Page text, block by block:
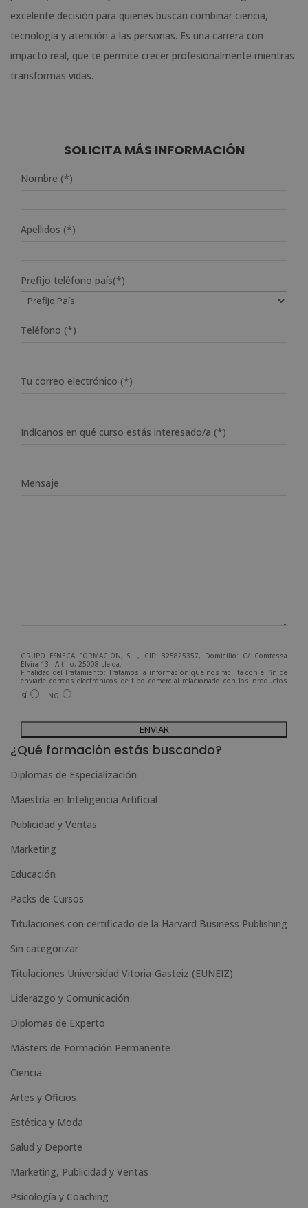
excelente decisión para quienes buscan combinar ciencia,
tecnología y atención a las personas. Es una carrera con
impacto real, que te permite crecer profesionalmente mientras
transformas vidas.
SOLICITA MÁS INFORMACIÓN
Nombre (*)
Apellidos (*)
Prefijo teléfono país(*)
Teléfono (*)
Tu correo electrónico (*)
Indícanos en qué curso estás interesado/a (*)
Mensaje
GRUPO ESNECA FORMACIÓN, S.L., CIF: B25825357, Domicilio: C/ Comtessa
Elvira 13 - Altillo, 25008 Lleida.
Finalidad del Tratamiento: Tratamos la información que nos facilita con el fin de
enviarle correos electrónicos de tipo comercial relacionado con los productos
ofrecidos y otros tipo de productos que fueran de su interés.
Legitimación del tratamiento: Consentimiento del interesado.
Para más información consulte nuestra Política de Privacidad.
Desea recibir información comercial (vía telefónica y/o email):
SÍ NO
A
l
e
r
n
i
v
e
¿Qué formación estás buscando?
Diplomas de Especialización
Maestría en Inteligencia Artificial
Publicidad y Ventas
Marketing
Educación
Packs de Cursos
Titulaciones con certificado de la Harvard Business Publishing
Sin categorizar
Titulaciones Universidad Vitoria-Gasteiz (EUNEIZ)
Liderazgo y Comunicación
Diplomas de Experto
Másters de Formación Permanente
Ciencia
Artes y Oficios
Estética y Moda
Salud y Deporte
Marketing, Publicidad y Ventas
Psicología y Coaching